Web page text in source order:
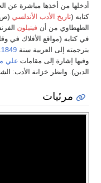
أدخلها من أخذها مباشرة عن
كتابه (تاريخ الأدب الأندلسي
الطهطاوي من أن فينيلون
في كتابه (مواقع الأفلاك في
بترجمته إلى العربية سنة 1849
وفيها إشارة إلى مقامات علي
الدين). وانظر خزانة الأدب: الشاهد
مرئيات